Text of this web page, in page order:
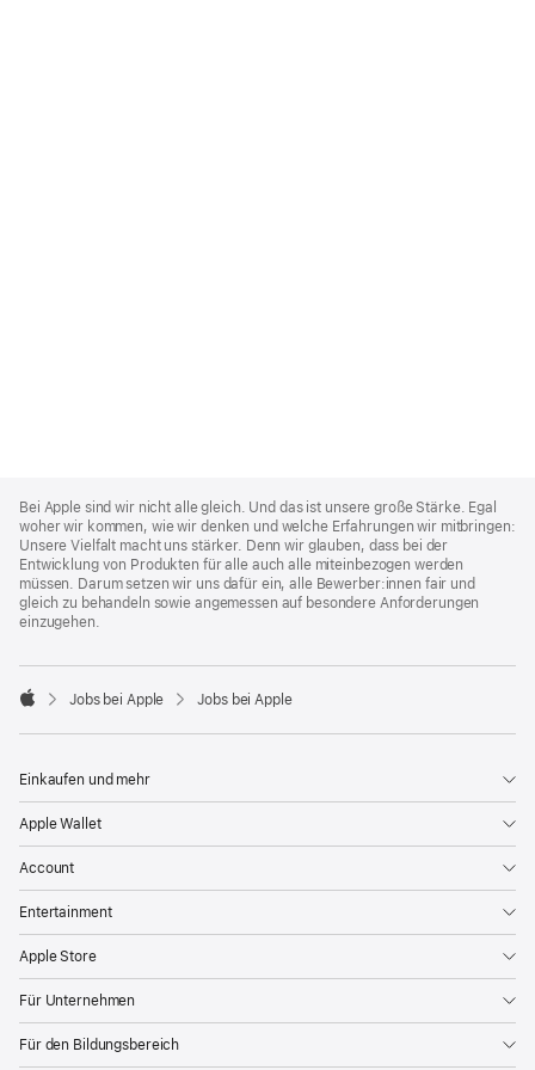
Footer
Bei Apple sind wir nicht alle gleich. Und das ist unsere große Stärke. Egal
woher wir kommen, wie wir denken und welche Erfahrungen wir mitbringen:
Unsere Vielfalt macht uns stärker. Denn wir glauben, dass bei der
Entwicklung von Produkten für alle auch alle miteinbezogen werden
müssen. Darum setzen wir uns dafür ein, alle Bewerber:innen fair und
gleich zu behandeln sowie angemessen auf besondere Anforderungen
einzugehen.

Jobs bei Apple Jobs bei Apple
Einkaufen und mehr
Apple Wallet
Account
Entertainment
Apple Store
Für Unternehmen
Für den Bildungsbereich